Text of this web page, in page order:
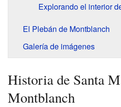
Explorando el interior
El Plebán de Montblanch
Galería de imágenes
Historia de Santa
Montblanch